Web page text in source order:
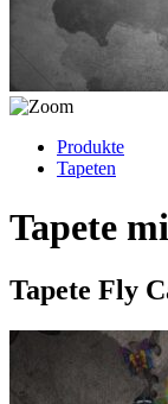
Produkte
Tapeten
Tapete
Tapete Fly